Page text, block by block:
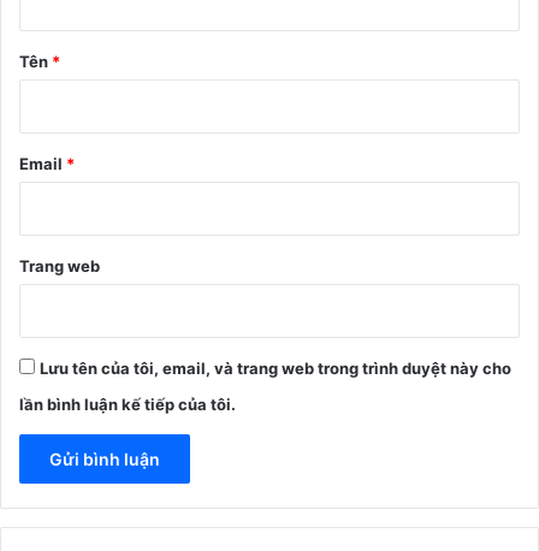
n
Tên *
Email *
Trang web
Lưu tên của tôi, email, và trang web trong trình duyệt này cho
lần bình luận kế tiếp của tôi.